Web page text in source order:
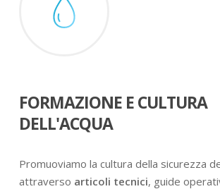
FORMAZIONE E CULTURA
DELL'ACQUA
Promuoviamo la cultura della sicurezza
attraverso articoli tecnici, guide